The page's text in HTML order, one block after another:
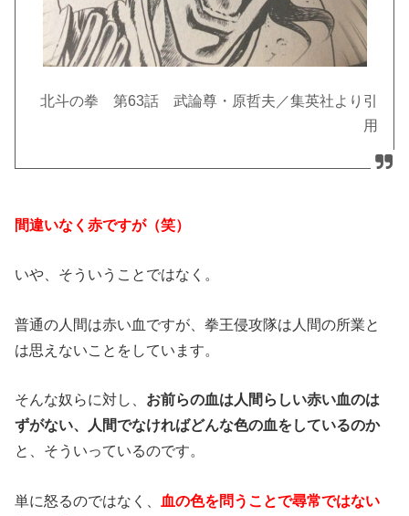
北斗の拳 第63話 武論尊・原哲夫／集英社より引
用
間違いなく赤ですが（笑）
いや、そういうことではなく。
普通の人間は赤い血ですが、拳王侵攻隊は人間の所業と
は思えないことをしています。
そんな奴らに対し、 お前らの血は人間らしい赤い血のは
ずがない、人間でなければどんな色の血をしているのか
と、そういっているのです。
単に怒るのではなく、 血の色を問うことで尋常ではない